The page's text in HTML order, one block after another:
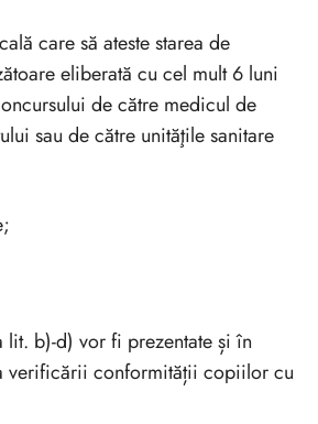
care să ateste starea de
eliberată cu cel mult 6 luni
de către medicul de
sau de către unităţile sanitare
lit. b)-d) vor fi prezentate și în
verificării conformității copiilor cu